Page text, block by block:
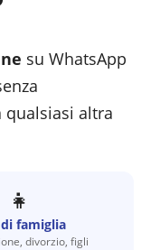
su WhatsApp
qualsiasi altra
famiglia
divorzio, figli